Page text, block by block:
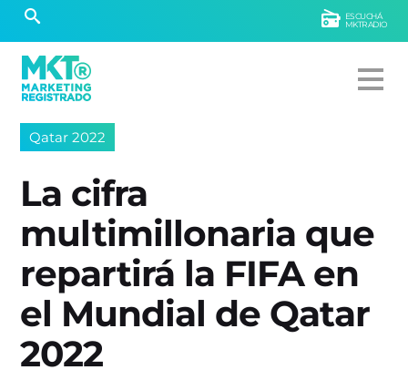
ESCUCHÁ
MKTRADIO
Qatar 2022
La cifra
multimillonaria que
repartirá la FIFA en
el Mundial de Qatar
2022